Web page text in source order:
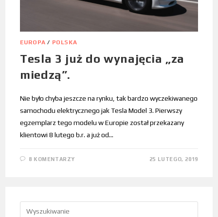
EUROPA / POLSKA
Tesla 3 już do wynajęcia „za
miedzą”.
Nie było chyba jeszcze na rynku, tak bardzo wyczekiwanego
samochodu elektrycznego jak Tesla Model 3. Pierwszy
egzemplarz tego modelu w Europie został przekazany
klientowi 8 lutego b.r. a już od…
8 KOMENTARZY 25 LUTEGO, 2019